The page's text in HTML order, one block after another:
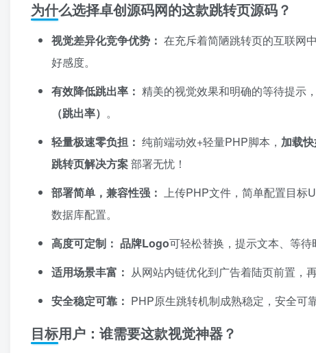
为什么选择卓创源码网的这款跳转页源码？
视觉差异化竞争优势：​ 在充斥着简陋跳转页的互联网中
好感度。
有效降低跳出率：​ 精美的视觉效果和明确的等待提示
（跳出率）​ 。
轻量极速零负担：​ 纯前端动效+轻量PHP脚本，​ 加载
跳转页解决方案部署无忧！
部署简单，兼容性强：​ 上传PHP文件，简单配置目标
数据库配置。
高度可定制：​ 品牌Logo可轻松替换，提示文本、等待
适用场景丰富：​ 从网站内链优化到广告着陆页前置，
安全稳定可靠：​ PHP原生跳转机制成熟稳定，安全可靠
目标用户：谁需要这款视觉神器？